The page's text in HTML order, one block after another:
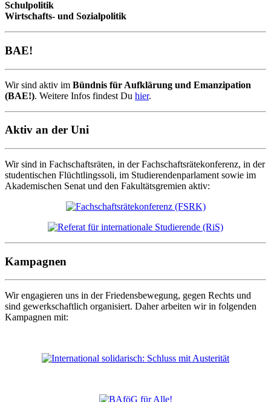
Schulpolitik
Wirtschafts- und Sozialpolitik
BAE!
Wir sind aktiv im Bündnis für Aufklärung und Emanzipation
(BAE!). Weitere Infos findest Du hier.
Aktiv an der Uni
Wir sind in Fachschaftsräten, in der Fachschaftsrätekonferenz, in der
studentischen Flüchtlingssoli, im Studierendenparlament sowie im
Akademischen Senat und den Fakultätsgremien aktiv:
Kampagnen
Wir engagieren uns in der Friedensbewegung, gegen Rechts und
sind gewerkschaftlich organisiert. Daher arbeiten wir in folgenden
Kampagnen mit: